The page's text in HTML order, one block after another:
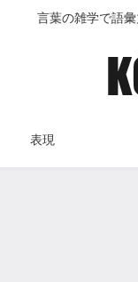
言葉の雑学で語
表現